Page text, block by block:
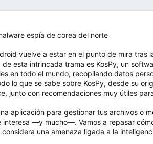
vuelve a estar en el punto de mira
esta intrincada trama es KosPy, un
en todo el mundo, recopilando datos
lo que se sabe sobre KosPy, desde su
junto con recomendaciones muy útiles
aplicación para gestionar tus archivos o
—y mucho—. Vamos a repasar
una amenaza ligada a la